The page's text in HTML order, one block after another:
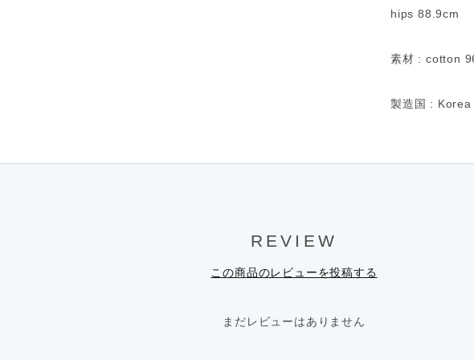
hips 88.9cm
素材 : cotton
製造国 : Korea
REVIEW
この商品のレビューを投稿する
まだレビューはありません